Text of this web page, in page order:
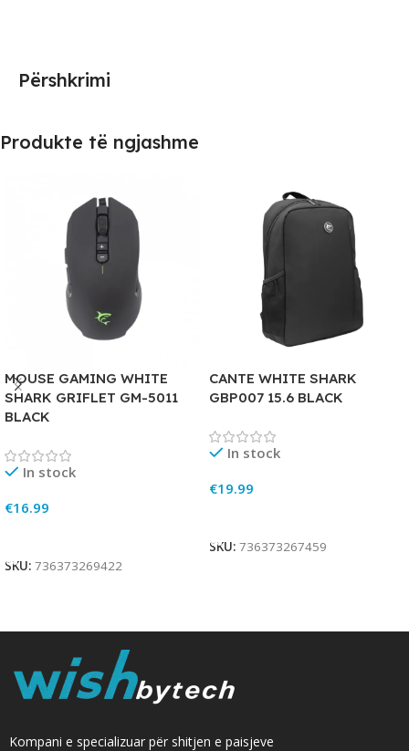
Përshkrimi
Produkte të ngjashme
MOUSE GAMING WHITE
SHARK GRIFLET GM-5011
BLACK
In stock
€16.99
SKU: 736373269422
CANTE WHITE SHARK
GBP007 15.6 BLACK
In stock
€19.99
SKU: 736373267459
Kompani e specializuar për shitjen e paisjeve